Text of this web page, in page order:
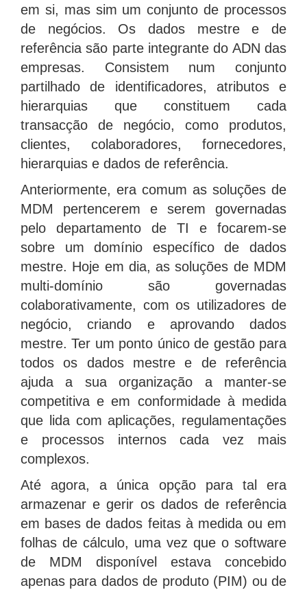
em si, mas sim um conjunto de processos
de negócios. Os dados mestre e de
referência são parte integrante do ADN das
empresas. Consistem num conjunto
partilhado de identificadores, atributos e
hierarquias que constituem cada
transacção de negócio, como produtos,
clientes, colaboradores, fornecedores,
hierarquias e dados de referência.
Anteriormente, era comum as soluções de
MDM pertencerem e serem governadas
pelo departamento de TI e focarem-se
sobre um domínio específico de dados
mestre. Hoje em dia, as soluções de MDM
multi-domínio são governadas
colaborativamente, com os utilizadores de
negócio, criando e aprovando dados
mestre. Ter um ponto único de gestão para
todos os dados mestre e de referência
ajuda a sua organização a manter-se
competitiva e em conformidade à medida
que lida com aplicações, regulamentações
e processos internos cada vez mais
complexos.
Até agora, a única opção para tal era
armazenar e gerir os dados de referência
em bases de dados feitas à medida ou em
folhas de cálculo, uma vez que o software
de MDM disponível estava concebido
apenas para dados de produto (PIM) ou de